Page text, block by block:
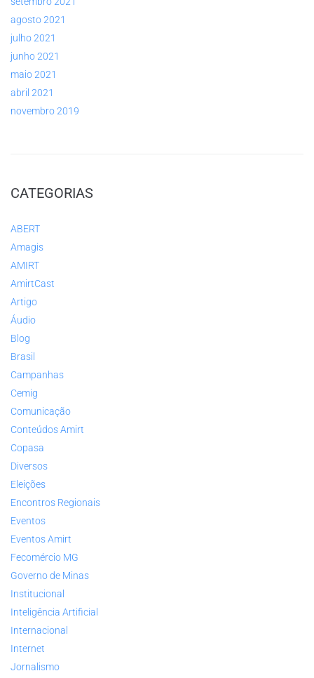
agosto 2021
julho 2021
junho 2021
maio 2021
abril 2021
novembro 2019
CATEGORIAS
ABERT
Amagis
AMIRT
AmirtCast
Artigo
Áudio
Blog
Brasil
Campanhas
Cemig
Comunicação
Conteúdos Amirt
Copasa
Diversos
Eleições
Encontros Regionais
Eventos
Eventos Amirt
Fecomércio MG
Governo de Minas
Institucional
Inteligência Artificial
Internacional
Internet
Jornalismo